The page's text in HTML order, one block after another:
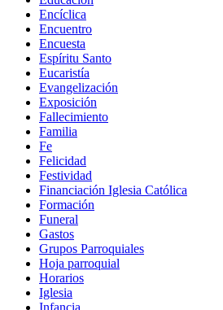
Encíclica
Encuentro
Encuesta
Espíritu Santo
Eucaristía
Evangelización
Exposición
Fallecimiento
Familia
Fe
Felicidad
Festividad
Financiación Iglesia Católica
Formación
Funeral
Gastos
Grupos Parroquiales
Hoja parroquial
Horarios
Iglesia
Infancia